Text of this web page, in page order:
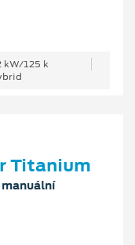
kW/125 k
Titanium